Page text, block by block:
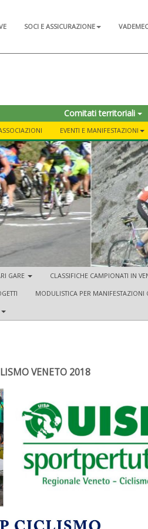
SOCI E ASSICURAZIONE
Comitati territoriali
EVENTI E MANIFESTAZIONI
GARE CLASSIFICHE CAMPIONATI IN
MODULISTICA PER MANIFESTAZIONI
VENETO 2018